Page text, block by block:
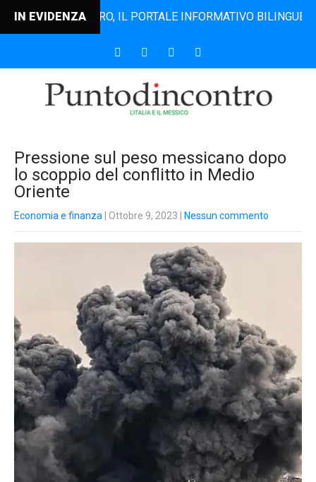
IN EVIDENZAIL PORTALE INFORMATIVO BILINGUE CHE
Pressione sul peso messicano dopo
lo scoppio del conflitto in Medio
Oriente
Economia e finanza | Ottobre 9, 2023 Nessun commento